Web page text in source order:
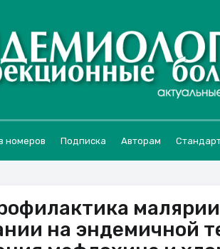
номеров Подписка Авторам
на эндемичной